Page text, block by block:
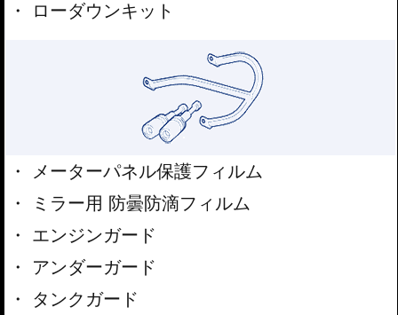
ローダウンキット
メーターパネル保護フィルム
ミラー用 防曇防滴フィルム
エンジンガード
アンダーガード
タンクガード